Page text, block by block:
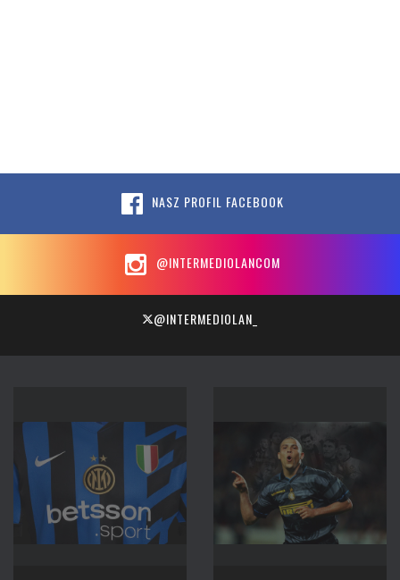
NASZ PROFIL FACEBOOK
@INTERMEDIOLANCOM
@INTERMEDIOLAN_